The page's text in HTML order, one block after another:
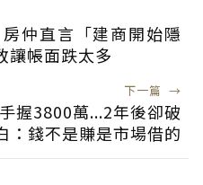
仲直言「建商開始隱
讓帳面跌太多
下一篇 →
握3800萬...2年後卻破
：錢不是賺是市場借的